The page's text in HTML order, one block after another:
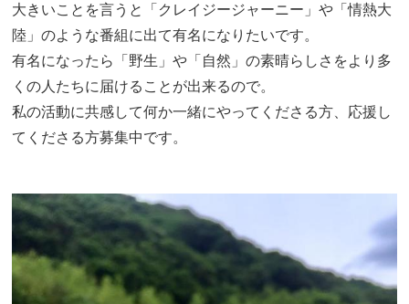
大きいことを言うと「クレイジージャーニー」や「情熱大
陸」のような番組に出て有名になりたいです。
有名になったら「野生」や「自然」の素晴らしさをより多
くの人たちに届けることが出来るので。
私の活動に共感して何か一緒にやってくださる方、応援し
てくださる方募集中です。